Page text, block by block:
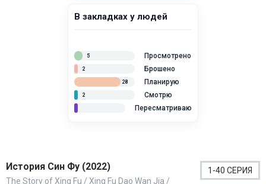
В закладках у людей
Просмотрено
5
Брошено
2
Планирую
28
Смотрю
2
Пересматриваю
История Син Фу (2022)
The Story of Xing Fu / Xing Fu Dao Wan Jia /
1-40 СЕРИЯ